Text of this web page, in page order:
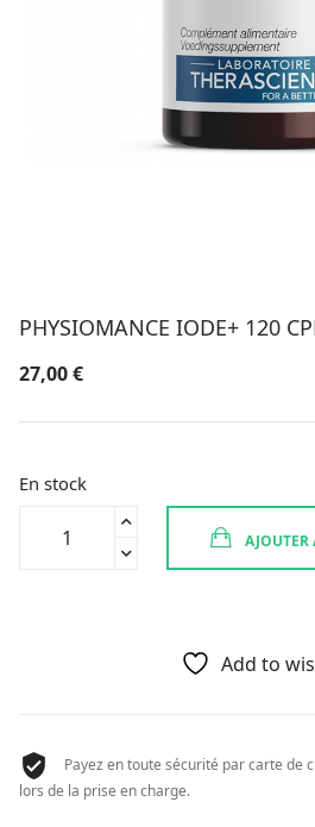
PHYSIOMANCE IODE+ 120
27,00€
En stock
AJOUTER
Add to
Payez en toute sécurité par carte de
lors de la prise en charge.